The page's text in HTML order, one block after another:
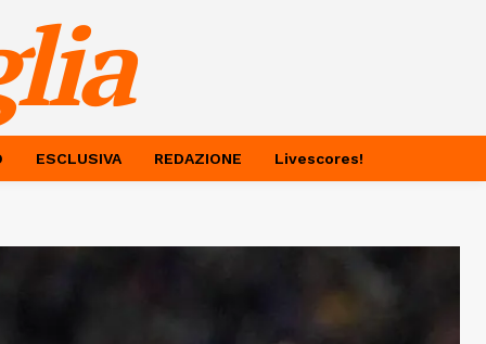
ESCLUSIVA REDAZIONE Livescores!